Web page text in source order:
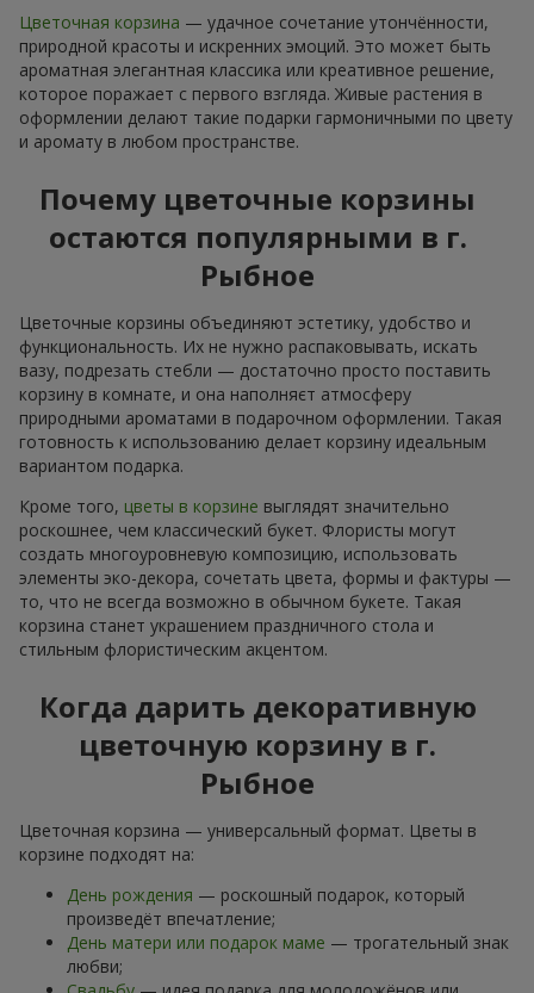
Цветочная корзина — удачное сочетание утончённости,
природной красоты и искренних эмоций. Это может быть
ароматная элегантная классика или креативное решение,
которое поражает с первого взгляда. Живые растения в
оформлении делают такие подарки гармоничными по цвету
и аромату в любом пространстве.
Почему цветочные корзины
остаются популярными в г.
Рыбное
Цветочные корзины объединяют эстетику, удобство и
функциональность. Их не нужно распаковывать, искать
вазу, подрезать стебли — достаточно просто поставить
корзину в комнате, и она наполняєт атмосферу
природными ароматами в подарочном оформлении. Такая
готовность к использованию делает корзину идеальным
вариантом подарка.
Кроме того, цветы в корзине выглядят значительно
роскошнее, чем классический букет. Флористы могут
создать многоуровневую композицию, использовать
элементы эко-декора, сочетать цвета, формы и фактуры —
то, что не всегда возможно в обычном букете. Такая
корзина станет украшением праздничного стола и
стильным флористическим акцентом.
Когда дарить декоративную
цветочную корзину в г.
Рыбное
Цветочная корзина — универсальный формат. Цветы в
корзине подходят на:
День рождения — роскошный подарок, который
произведёт впечатление;
День матери или подарок маме — трогательный знак
любви;